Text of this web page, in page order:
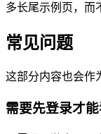
多长尾示例页，而
常见问题
这部分内容也会作
需要先登录才能